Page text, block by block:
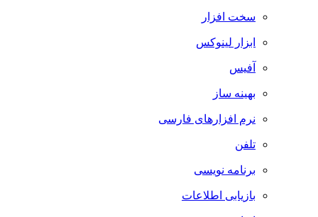
سخت افزار
ابزار لینوکس
آفیس
بهینه ساز
نرم افزارهای فارسی
تلفن
برنامه نویسی
بازیابی اطلاعات